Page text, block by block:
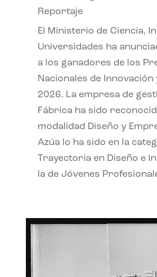
Reportaje
El Ministerio de Ciencia,
Universidades ha
a los ganadores de los
Nacionales de Innovación
2026. La empresa de
Fábrica ha sido
modalidad Diseño y
Azúa lo ha sido en la
Trayectoria en Diseño e
la de Jóvenes